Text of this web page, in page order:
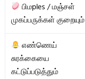
பிமples / மஞ்சள்
முகப்பருக்கள் குறையும்
எண்ணெய்
சுரக்கையை
கட்டுப்படுத்தும்